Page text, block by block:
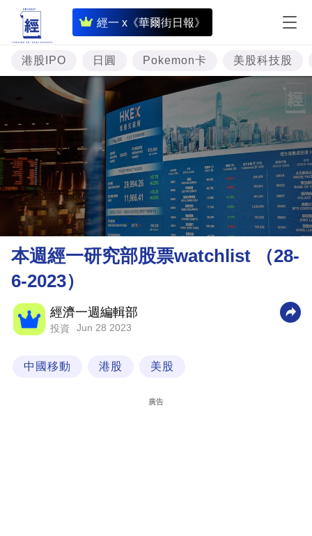
經一 x《華爾街日報》
即
時
財
經
專
投
資
樓
市
理
財
業
科
港股IPO 日圓 Pokemon卡 美股科技股
本週經一研究部股票watchlist （28-
6-2023）
經濟一週編輯部
投資 Jun 28 2023
中國移動 港股 美股
廣告